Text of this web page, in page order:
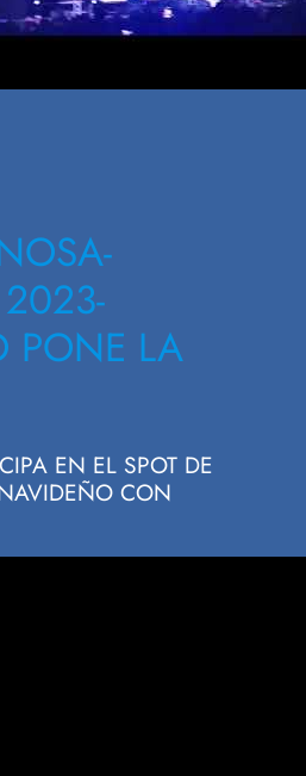
PONE LA
EN EL SPOT DE
CON